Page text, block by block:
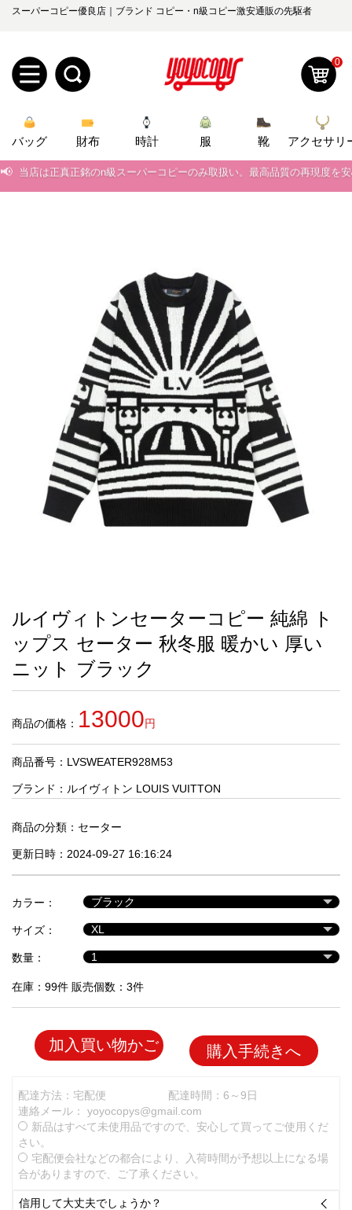
スーパーコピー優良店｜ブランド コピー・n級コピー激安通販の先駆者
規
ユ
ロ
グ
yoyocopys@gmail.com
2026人気特集
バッグ
ズボン
衣装セット
住まい用品
アクセサリー
ベルト
スカーフ
アイフォーンケ
お
す
す
め
商
人
気
商
セ
ル
品
0
バッグ 財布 時計 服 靴
アクセサリ
📢 当店は正真正銘のn級スーパーコピーのみ取扱い。最高品質の再現度を
📢 2026春の新作続々更新中！期間中のご注文でお得な割引をご利用いただ
2026春の新作続々更新中！期間中のご注文でお得な割引をご利用いただ
新作入荷！ルイ・ヴィトンスーパーコピー バッグ最新モデルが登場。
ルイヴィトンセーターコピー 純綿 ト
ップス セーター 秋冬服 暖かい 厚い
ニット ブラック
商品の価格： 13000円
商品番号：LVSWEATER928M53
ブランド： ルイヴィトン LOUIS VUITTON
商品の分類： セーター
更新日時：2024-09-27 16:16:24
カラー：
サイズ：
数量：
在庫：99件 販売個数：3件
加入買い物かご 購入手続きへ
配達方法：宅配便
配達時間：6～9日
連絡メール： yoyocopys@gmail.com
新品はすべて未使用品ですので、安心して買ってご使用くだ
さい。
宅配便会社などの都合により、入荷時間が予想以上になる場
合がありますので、ご了承ください。
信用して大丈夫でしょうか？ 